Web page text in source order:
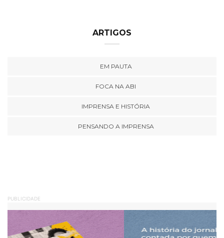
ARTIGOS
EM PAUTA
FOCA NA ABI
IMPRENSA E HISTÓRIA
PENSANDO A IMPRENSA
PUBLICIDADE